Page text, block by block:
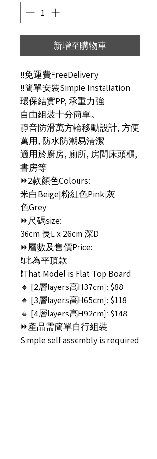
新增至購物車
‼️免運費FreeDelivery
‼️簡單安裝Simple Installation
環保結實PP, 承重力強
自由組裝十分簡單。
靜音防滑萬方輪移動設計, 方便
萬用, 防水防潮易清潔
適用於廚房, 廁所, 房間床頭櫃,
書房等
⏩2款顏色Colours:
米白Beige|粉紅色Pink|灰
色Grey
⏩尺碼size:
36cm 長L x 26cm 深D
⏩層數及售價Price:
❗此為平頂款
❗That Model is Flat Top Board
🔸 [2層layers高H37cm]: $88
🔸 [3層layers高H65cm]: $118
🔸 [4層layers高H92cm]: $148
⏩產品需簡單自行組裝
Simple self assembly is required